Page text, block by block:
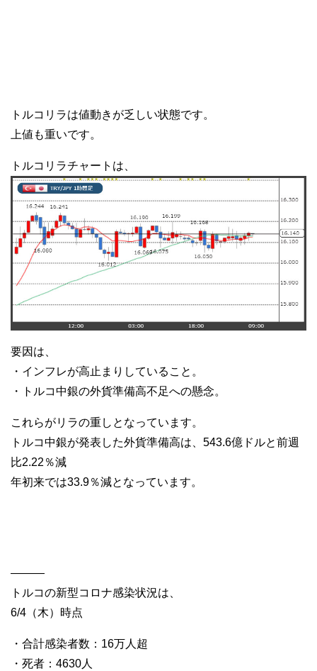
トルコリラは値動きが乏しい状態です。
上値も重いです。
トルコリラチャートは、
要因は、
・インフレが高止まりしていること。
・トルコ中銀の外貨準備高不足への懸念。
これらがリラの重しとなっています。
トルコ中銀が発表した外貨準備高は、543.6億ドルと前週
比2.22％減
年初来では33.9％減となっています。
———
トルコの新型コロナ感染状況は、
6/4（木）時点
・合計感染者数：16万人超
・死者：4630人